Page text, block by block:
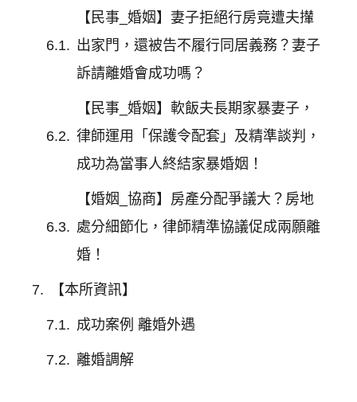
【民事_婚姻】妻子拒絕行房竟遭夫攆
出家門，還被告不履行同居義務？妻子
訴請離婚會成功嗎？
【民事_婚姻】軟飯夫長期家暴妻子，
律師運用「保護令配套」及精準談判，
成功為當事人終結家暴婚姻！
【婚姻_協商】房產分配爭議大？房地
處分細節化，律師精準協議促成兩願離
婚！
【本所資訊】
成功案例 離婚外遇
離婚調解